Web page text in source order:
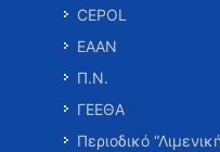
CEPOL
ΕΑΑΝ
Π.Ν.
ΓΕΕΘΑ
Περιοδικό